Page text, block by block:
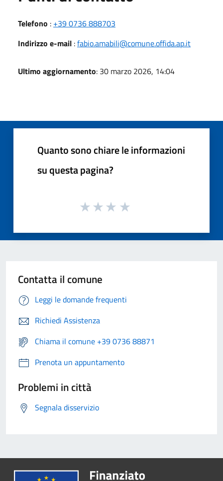
Telefono : +39 0736 888703
Indirizzo e-mail :fabio.amabili@comune.offida.ap.it
Ultimo aggiornamento: 30 marzo 2026, 14:04
Quanto sono chiare le informazioni
su questa pagina?
Contatta il comune
Leggi le domande frequenti
Richiedi Assistenza
Chiama il comune +39 0736 88871
Prenota un appuntamento
Problemi in città
Segnala disservizio